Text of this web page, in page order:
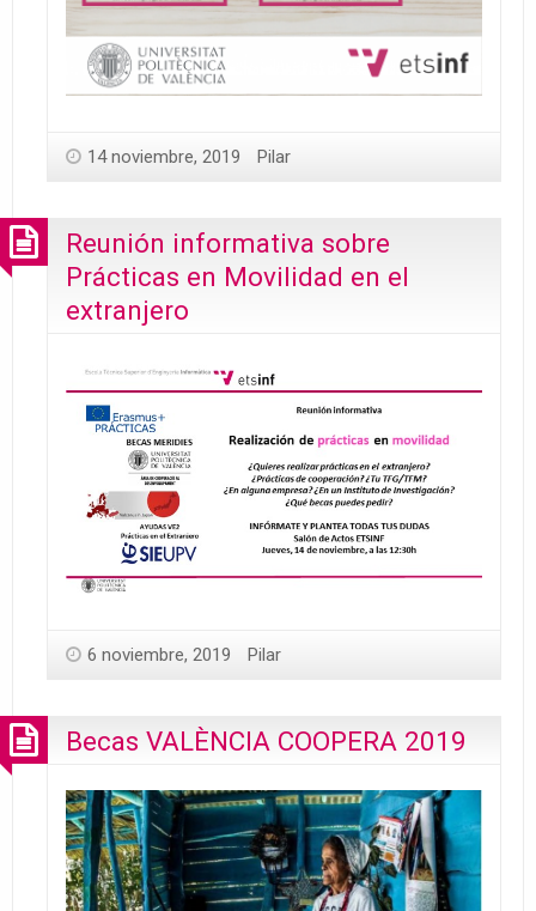
14 noviembre, 2019 Pilar
Reunión informativa sobre
Prácticas en Movilidad en el
extranjero
6 noviembre, 2019 Pilar
Becas VALÈNCIA COOPERA 2019